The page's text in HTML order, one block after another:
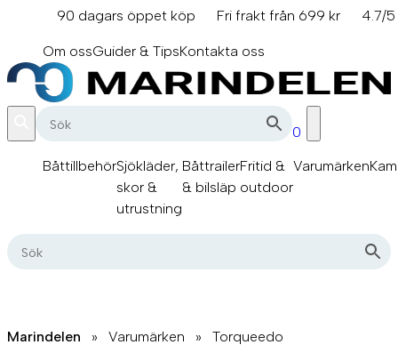
innehåll
90 dagars öppet köp Fri frakt från 699 kr
4.7/
Om ossGuider & TipsKontakta oss
0
BåttillbehörSjökläder,
skor &
utrustning
Båttrailer
& bilsläp
Fritid &
outdoor
Varumärken
Marindelen » Varumärken » Torqueedo